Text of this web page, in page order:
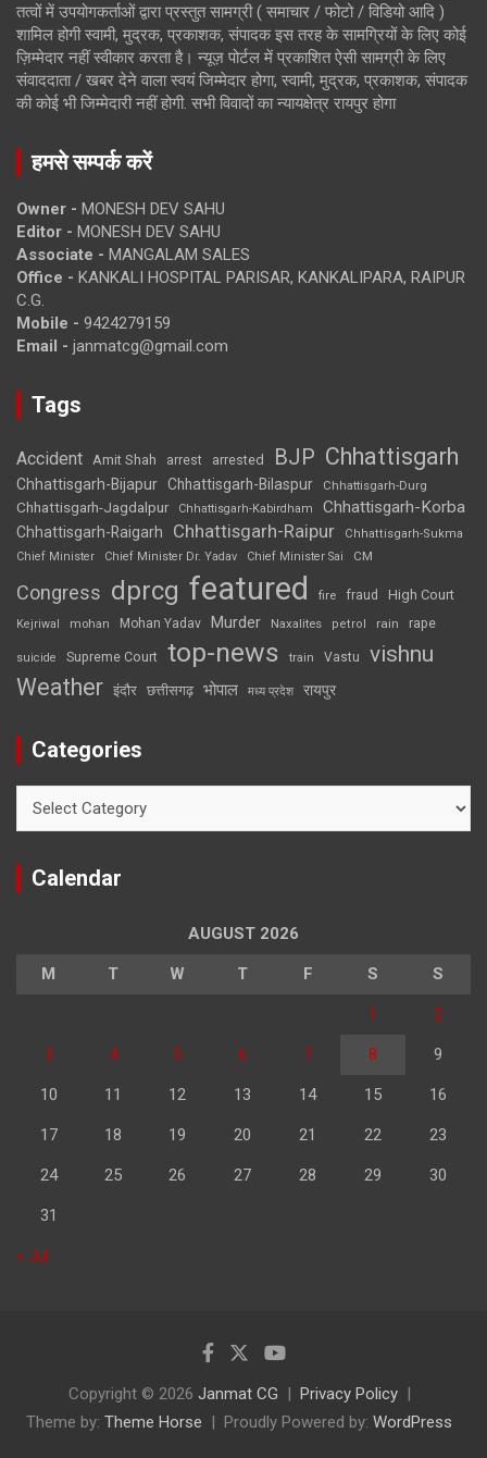
तत्वों में उपयोगकर्ताओं द्वारा प्रस्तुत सामग्री ( समाचार / फोटो / विडियो आदि )
शामिल होगी स्वामी, मुद्रक, प्रकाशक, संपादक इस तरह के सामग्रियों के लिए कोई
ज़िम्मेदार नहीं स्वीकार करता है। न्यूज़ पोर्टल में प्रकाशित ऐसी सामग्री के लिए
संवाददाता / खबर देने वाला स्वयं जिम्मेदार होगा, स्वामी, मुद्रक, प्रकाशक, संपादक
की कोई भी जिम्मेदारी नहीं होगी. सभी विवादों का न्यायक्षेत्र रायपुर होगा
हमसे सम्पर्क करें
Owner - MONESH DEV SAHU
Editor - MONESH DEV SAHU
Associate - MANGALAM SALES
Office - KANKALI HOSPITAL PARISAR, KANKALIPARA, RAIPUR
C.G.
Mobile - 9424279159
Email - janmatcg@gmail.com
Tags
Accident Amit Shah arrest arrested BJP Chhattisgarh
Chhattisgarh-Bijapur Chhattisgarh-Bilaspur Chhattisgarh-Durg
Chhattisgarh-Jagdalpur Chhattisgarh-Kabirdham Chhattisgarh-Korba
Chhattisgarh-Raigarh Chhattisgarh-Raipur
Chhattisgarh-Sukma
Chief Minister
Chief Minister Dr. Yadav Chief Minister Sai CM
Congress dprcg featured fire fraud High Court
Kejriwal mohan Mohan Yadav Murder Naxalites petrol rain rape
suicide Supreme Court top-news train Vastu vishnu
Weather इंदौर छत्तीसगढ़ भोपाल मध्य प्रदेश रायपुर
Categories
Calendar
AUGUST 2026
M T W T F S S
1 2
3 4 5 6 7 8 9
10 11 12 13 14 15 16
17 18 19 20 21 22 23
24 25 26 27 28 29 30
31
« Jul
Copyright © 2026 Janmat CG
Privacy Policy
Theme by: Theme Horse Proudly Powered by: WordPress